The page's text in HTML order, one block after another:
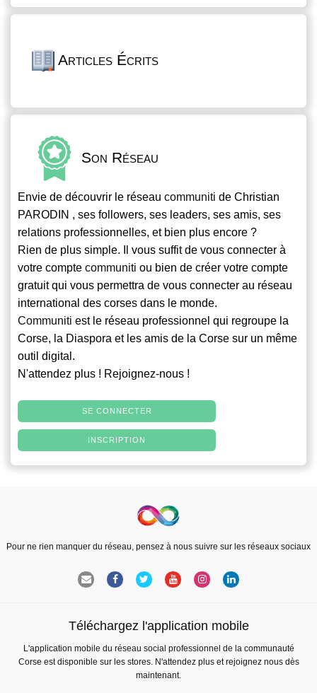
Articles Écrits
Son Réseau
Envie de découvrir le réseau communiti de Christian
PARODIN , ses followers, ses leaders, ses amis, ses
relations professionnelles, et bien plus encore ?
Rien de plus simple. Il vous suffit de vous connecter à
votre compte communiti ou bien de créer votre compte
gratuit qui vous permettra de vous connecter au réseau
international des corses dans le monde.
Communiti est le réseau professionnel qui regroupe la
Corse, la Diaspora et les amis de la Corse sur un même
outil digital.
N'attendez plus ! Rejoignez-nous !
SE CONNECTER
INSCRIPTION
Pour ne rien manquer du réseau, pensez à nous suivre sur les réseaux sociaux
Téléchargez l'application mobile
L'application mobile du réseau social professionnel de la communauté
Corse est disponible sur les stores. N'attendez plus et rejoignez nous dès
maintenant.